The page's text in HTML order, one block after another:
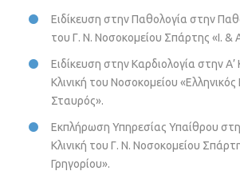
Ειδίκευση στην Παθολογία στην
του Γ. Ν. Νοσοκομείου Σπάρτης «Ι. &
Ειδίκευση στην Καρδιολογία στην Α’
Κλινική του Νοσοκομείου
Σταυρός».
Εκπλήρωση Υπηρεσίας Υπαίθρου
Κλινική του Γ. Ν. Νοσοκομείου
Γρηγορίου».